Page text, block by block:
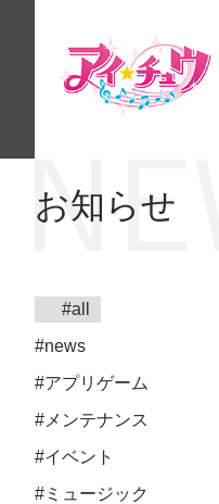
お知らせ
#all
#news
#アプリゲーム
#メンテナンス
#イベント
#ミュージック